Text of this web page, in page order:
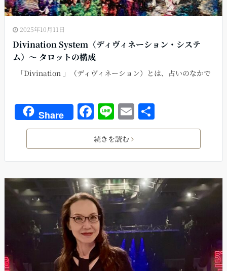
2025年10月11日
Divination System（ディヴィネーション・システ
ム）〜 タロットの構成
「Divination 」（ディヴィネーション）とは、占いのなかで
Share F
a
c
e
b
o
o
k
Li
n
e
E
m
ai
l
有
続きを読む